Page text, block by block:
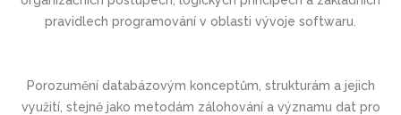
pravidlech programování v oblasti vývoje softwaru.
Porozumění databázovým konceptům, strukturám a jejich
využití, stejně jako metodám zálohování a významu dat pro